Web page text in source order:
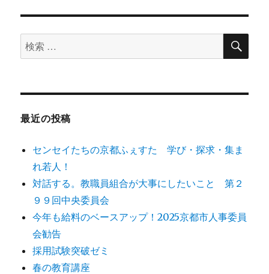
検
索
象:
検
最近の投稿
センセイたちの京都ふぇすた 学び・探求・集ま
れ若人！
対話する。教職員組合が大事にしたいこと 第２
９９回中央委員会
今年も給料のベースアップ！2025京都市人事委員
会勧告
採用試験突破ゼミ
春の教育講座